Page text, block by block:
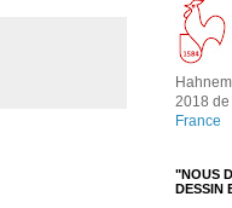
2018 de
France
"NOUS
DESSIN